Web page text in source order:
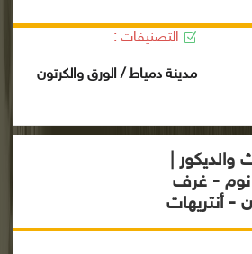
التصنيفات :
مدينة دمياط / الورق والكرتون
|
نوم - غرف
أنتريهات